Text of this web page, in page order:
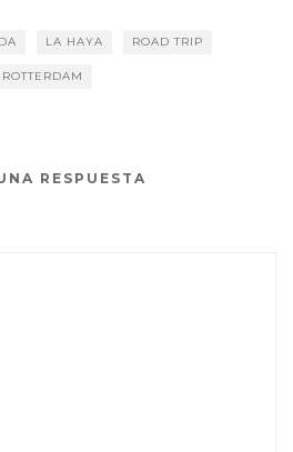
LA HAYA ROAD TRIP
ROTTERDAM
RESPUESTA